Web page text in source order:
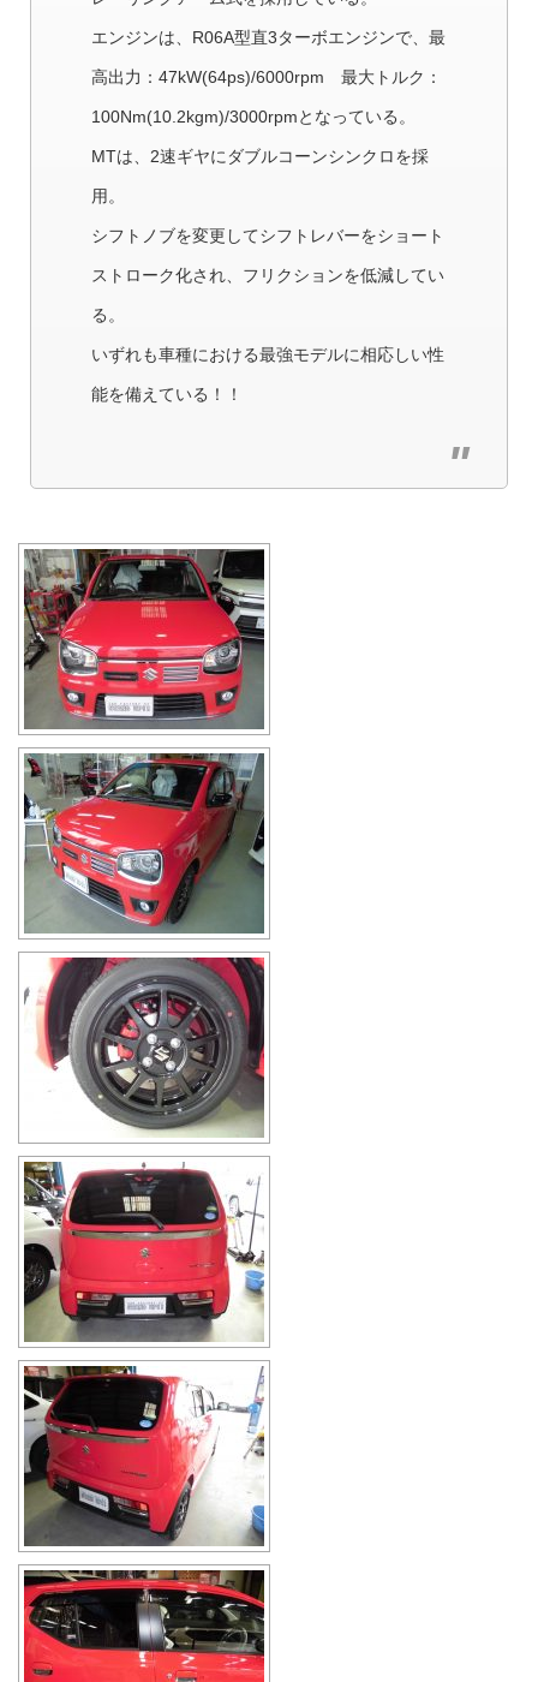
エンジンは、R06A型直3ターボエンジンで、最
高出力：47kW(64ps)/6000rpm 最大トルク：
100Nm(10.2kgm)/3000rpmとなっている。
MTは、2速ギヤにダブルコーンシンクロを採
用。
シフトノブを変更してシフトレバーをショート
ストローク化され、フリクションを低減してい
る。
いずれも車種における最強モデルに相応しい性
能を備えている！！